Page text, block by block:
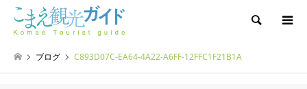
検索
ブログ C893D07C-EA64-4A22-A6FF-12FFC1F21B1A